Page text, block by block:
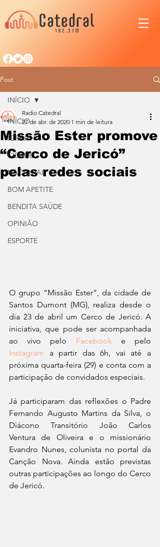
Post
INÍCIO
IGREJA
CIDADE
NACIONAL
BOM APETITE
BENDITA SAÚDE
OPINIÃO
ESPORTE
INÍCIO
Missão Ester promove
“Cerco de Jericó”
pelas redes sociais
Radio Catedral
27 de abr. de 2020 1 min de leitura
O grupo “Missão Ester”, da cidade de
Santos Dumont (MG), realiza desde o
dia 23 de abril um Cerco de Jericó. A
iniciativa, que pode ser acompanhada
ao vivo pelo Facebook
Instagram a partir das 6h, vai até a
próxima quarta-feira (29) e conta com a
participação de convidados especiais.
Já participaram das reflexões o Padre
Fernando Augusto Martins da Silva, o
Diácono Transitório João Carlos
Ventura de Oliveira e o missionário
Evandro Nunes, colunista no portal da
Canção Nova. Ainda estão previstas
outras participações ao longo do Cerco
de Jericó.